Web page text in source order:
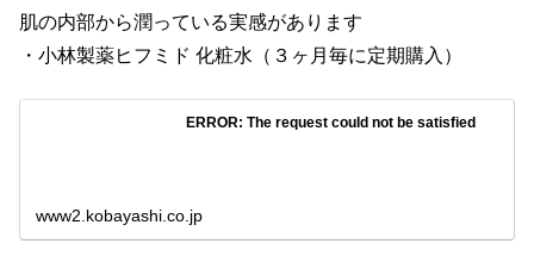
肌の内部から潤っている実感があります
・小林製薬ヒフミド 化粧水（３ヶ月毎に定期購入）
ERROR: The request could not be satisfied
www2.kobayashi.co.jp